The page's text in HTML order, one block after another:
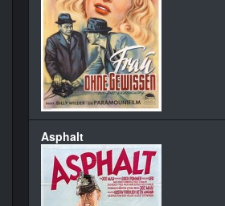
Asphalt